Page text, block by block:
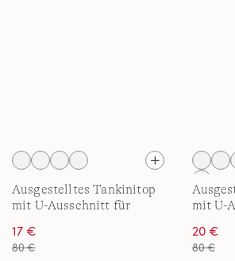
Ausgestelltes Tankinitop
mit U-Ausschnitt für
17 €
80 €
mit U-
20 €
80 €